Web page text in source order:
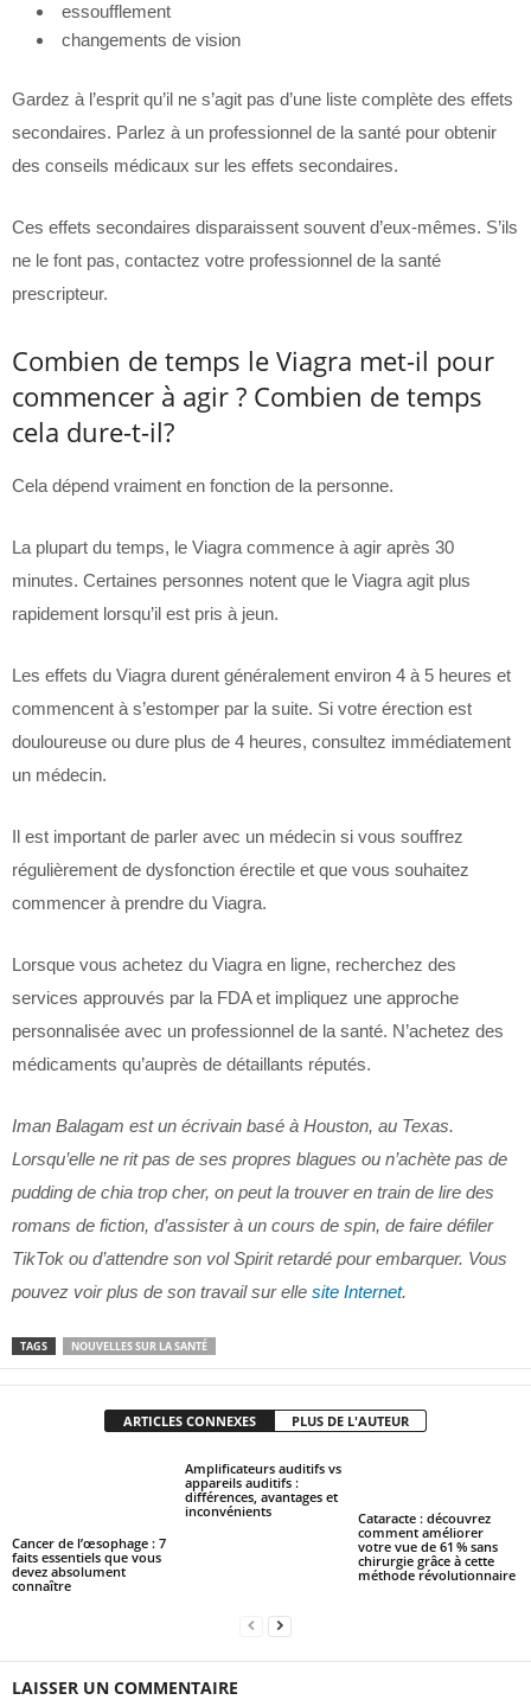
essoufflement
changements de vision
Gardez à l’esprit qu’il ne s’agit pas d’une liste complète des effets
secondaires. Parlez à un professionnel de la santé pour obtenir
des conseils médicaux sur les effets secondaires.
Ces effets secondaires disparaissent souvent d’eux-mêmes. S’ils
ne le font pas, contactez votre professionnel de la santé
prescripteur.
Combien de temps le Viagra met-il pour
commencer à agir ? Combien de temps
cela dure-t-il?
Cela dépend vraiment en fonction de la personne.
La plupart du temps, le Viagra commence à agir après 30
minutes. Certaines personnes notent que le Viagra agit plus
rapidement lorsqu’il est pris à jeun.
Les effets du Viagra durent généralement environ 4 à 5 heures et
commencent à s’estomper par la suite. Si votre érection est
douloureuse ou dure plus de 4 heures, consultez immédiatement
un médecin.
Il est important de parler avec un médecin si vous souffrez
régulièrement de dysfonction érectile et que vous souhaitez
commencer à prendre du Viagra.
Lorsque vous achetez du Viagra en ligne, recherchez des
services approuvés par la FDA et impliquez une approche
personnalisée avec un professionnel de la santé. N’achetez des
médicaments qu’auprès de détaillants réputés.
Iman Balagam est un écrivain basé à Houston, au Texas.
Lorsqu’elle ne rit pas de ses propres blagues ou n’achète pas de
pudding de chia trop cher, on peut la trouver en train de lire des
romans de fiction, d’assister à un cours de spin, de faire défiler
TikTok ou d’attendre son vol Spirit retardé pour embarquer. Vous
pouvez voir plus de son travail sur elle site Internet.
TAGS NOUVELLES SUR LA SANTÉ
ARTICLES CONNEXES PLUS DE L'AUTEUR
Cancer de l’œsophage : 7
faits essentiels que vous
devez absolument
connaître
Amplificateurs auditifs vs
appareils auditifs :
différences, avantages et
inconvénients
Cataracte : découvrez
comment améliorer
votre vue de 61 % sans
chirurgie grâce à cette
méthode révolutionnaire
LAISSER UN COMMENTAIRE